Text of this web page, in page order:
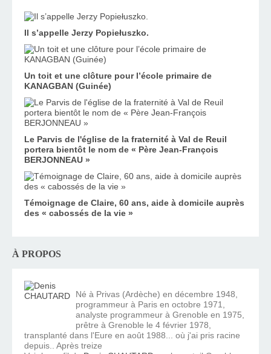
Il s’appelle Jerzy Popiełuszko.
Un toit et une clôture pour l’école primaire de
KANAGBAN (Guinée)
Le Parvis de l'église de la fraternité à Val de Reuil
portera bientôt le nom de « Père Jean-François
BERJONNEAU »
Témoignage de Claire, 60 ans, aide à domicile auprès
des « cabossés de la vie »
À PROPOS
Né à Privas (Ardèche) en décembre 1948,
programmeur à Paris en octobre 1971,
analyste programmeur à Grenoble en 1975,
prêtre à Grenoble le 4 février 1978,
transplanté dans l'Eure en août 1988... où j'ai pris racine
depuis.. Après treize